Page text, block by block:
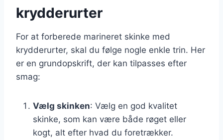
krydderurter
For at forberede marineret skinke med
krydderurter, skal du følge nogle enkle trin. Her
er en grundopskrift, der kan tilpasses efter
smag:
Vælg skinken: Vælg en god kvalitet
skinke, som kan være både røget eller
kogt, alt efter hvad du foretrækker.